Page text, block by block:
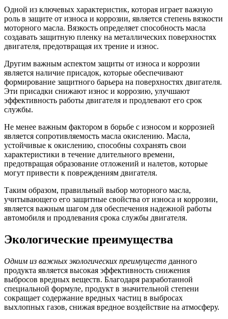
Одной из ключевых характеристик, которая играет важную
роль в защите от износа и коррозии, является степень вязкости
моторного масла. Вязкость определяет способность масла
создавать защитную пленку на металлических поверхностях
двигателя, предотвращая их трение и износ.
Другим важным аспектом защиты от износа и коррозии
является наличие присадок, которые обеспечивают
формирование защитного барьера на поверхностях двигателя.
Эти присадки снижают износ и коррозию, улучшают
эффективность работы двигателя и продлевают его срок
службы.
Не менее важным фактором в борьбе с износом и коррозией
является сопротивляемость масла окислению. Масла,
устойчивые к окислению, способны сохранять свои
характеристики в течение длительного времени,
предотвращая образование отложений и налетов, которые
могут привести к повреждениям двигателя.
Таким образом, правильный выбор моторного масла,
учитывающего его защитные свойства от износа и коррозии,
является важным шагом для обеспечения надежной работы
автомобиля и продлевания срока службы двигателя.
Экологические преимущества
Одним из важных экологических преимуществ данного
продукта является высокая эффективность снижения
выбросов вредных веществ. Благодаря разработанной
специальной формуле, продукт в значительной степени
сокращает содержание вредных частиц в выбросах
выхлопных газов, снижая вредное воздействие на атмосферу.